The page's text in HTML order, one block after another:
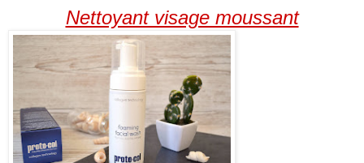
Nettoyant visage moussant